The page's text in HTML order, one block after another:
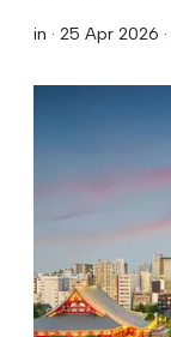
in · 25 Apr 2026 ·